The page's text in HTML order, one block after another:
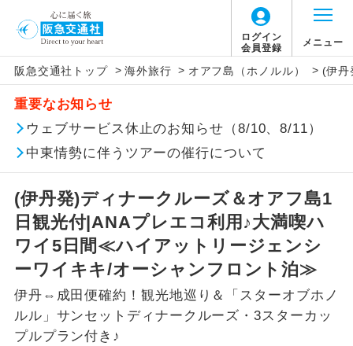
ログイン
会員登録
メニュー
阪急交通社トップ > 海外旅行 > オアフ島（ホノルル） > (伊
重要なお知らせ
ウェブサービス休止のお知らせ（8/10、8/11）
中東情勢に伴うツアーの催行について
(伊丹発)ディナークルーズ＆オアフ島1
日観光付|ANAプレエコ利用♪大満喫ハ
ワイ5日間≪ハイアットリージェンシ
ーワイキキ/オーシャンフロント泊≫
伊丹⇔成田便確約！観光地巡り＆「スターオブホノ
ルル」サンセットディナークルーズ・3スターカッ
プルプラン付き♪
旅行代金に燃油サーチャージは含まれており
ません。別途お支払いが必要となります。
目安：71,600〜80,800円（2026/08/07現
在）
※上記の燃油サーチャージは変更になる場合
があります。
旅行代金に、以下の料金は含まれておりませ
ん。別途お支払が必要となります。
【日本国内空港施設使用料】
成田国際空港
大人（12歳以上）2,460円、子供（2歳以上12
歳未満）1,240円
【旅客保安サービス料】
大人（12歳以上）700円、子供（2歳以上12
歳未満）700円
このツアーは以下の出発地から追加代金でご参
加いただけます。
※リクエスト受付の場合、ご手配の可否は後日回答さ
せていただきます。
追加代金にて各地発着ありとは
当ツアーは日程表に記載の出発空港だけで
なく、各地より下記追加代金にて飛行機や
鉄道などを利用しご参加いただけます。
ご同行者様が異なる発着地をご希望の場合
は、当社予約センターまで連絡ください。
アイコン 説明
添乗員同行
往路出発空港（駅）から復路到着空港
（駅）まで同行します。
現地到着後、現地係員が同行しお世話い
たします。
バスガイド乗
務
バスガイドが乗務し、車内での観光案内
があります。
新コース
世界遺産
ユネスコに登録されている文化遺産や自